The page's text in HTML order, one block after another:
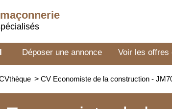
maçonnerie
Déposer une annonce Voir les offres
> CV Economiste de la construction -